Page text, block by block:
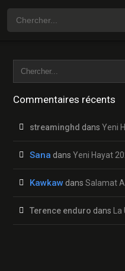
Commentaires récents
streaminghd dans Yeni Hayat
Sana dans Yeni Hayat 2020
Kawkaw dans Salamat Abu el
Terence enduro dans La